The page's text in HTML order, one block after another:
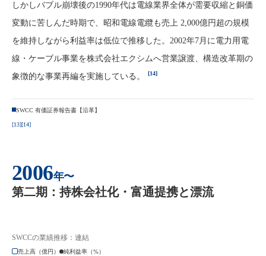
しかしバブル崩壊後の1990年代は電線業界全体が需要収縮と銅価
変動に苦しんだ時期で、昭和電線電纜も売上 2,000億円超の規模
を維持しながら利益率は低位で推移した。2002年7月に電力用電
線・ケーブル事業を株式会社エクシムへ営業譲渡、構造改革期の
象徴的な事業再編を実施している。
[14]
SWCC 有価証券報告書【沿革】
[13][14]
2006年〜
第二期：持株会社化・富通提携と漂流
SWCCの業績推移：連結
売上高（億円）
純利益率（%）